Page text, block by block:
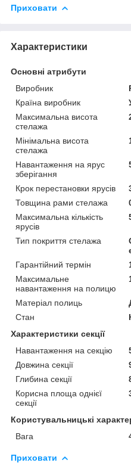
Приховати
Характеристики
Основні атрибути
Виробник
Країна виробник
Максимальна висота
стелажа
Мінімальна висота
стелажа
Навантаження на ярус
зберігання
Крок перестановки ярусів
Товщина рами стелажа
Максимальна кількість
ярусів
Тип покриття стелажа
Гарантійний термін
Максимальне
навантаження на полицю
Матеріал полиць
Стан
Характеристики секції
Навантаження на секцію
Довжина секції
Глибина секції
Корисна площа однієї
секції
Користувальницькі
Вага
Приховати